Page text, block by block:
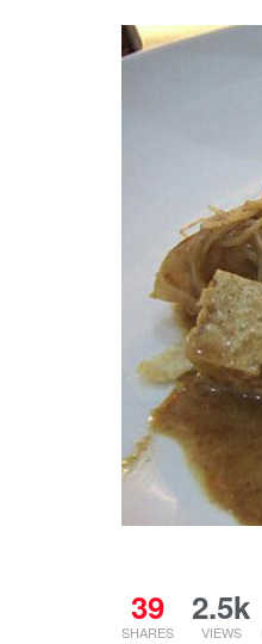
39
SHARES
2.5k
VIEWS